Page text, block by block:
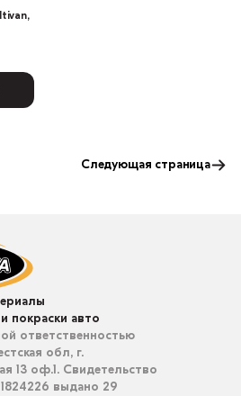
Следующая страница
покраски авто
ответственностью
обл, г.
13 оф.1. Свидетельство
выдано 29